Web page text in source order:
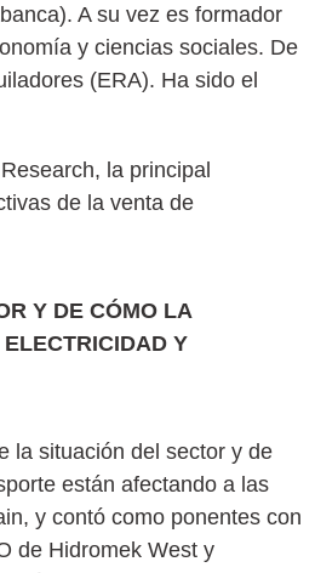
A su vez es formador
y ciencias sociales. De
(ERA). Ha sido el
la principal
de la venta de
Y DE CÓMO LA
Y
la situación del sector y de
están afectando a las
y contó como ponentes con
de Hidromek West y